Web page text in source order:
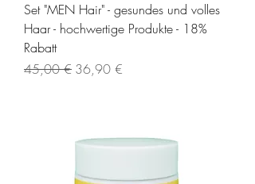
Set "MEN Hair" - gesundes und volles
Haar - hochwertige Produkte - 18%
Rabatt
Standardpreis
45,00 € Sale-Preis
36,90 €